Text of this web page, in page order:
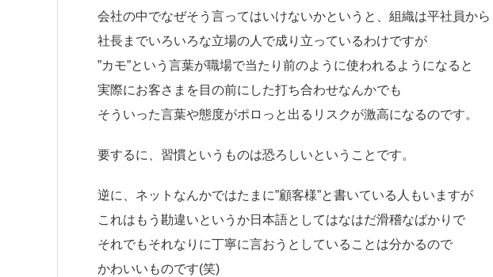
会社の中でなぜそう言ってはいけないかというと、組織は平社員から
社長までいろいろな立場の人で成り立っているわけですが
”カモ”という言葉が職場で当たり前のように使われるようになると
実際にお客さまを目の前にした打ち合わせなんかでも
そういった言葉や態度がポロっと出るリスクが激高になるのです。
要するに、習慣というものは恐ろしいということです。
逆に、ネットなんかではたまに”顧客様”と書いている人もいますが
これはもう勘違いというか日本語としてはなはだ滑稽なばかりで
それでもそれなりに丁寧に言おうとしていることは分かるので
かわいいものです(笑)